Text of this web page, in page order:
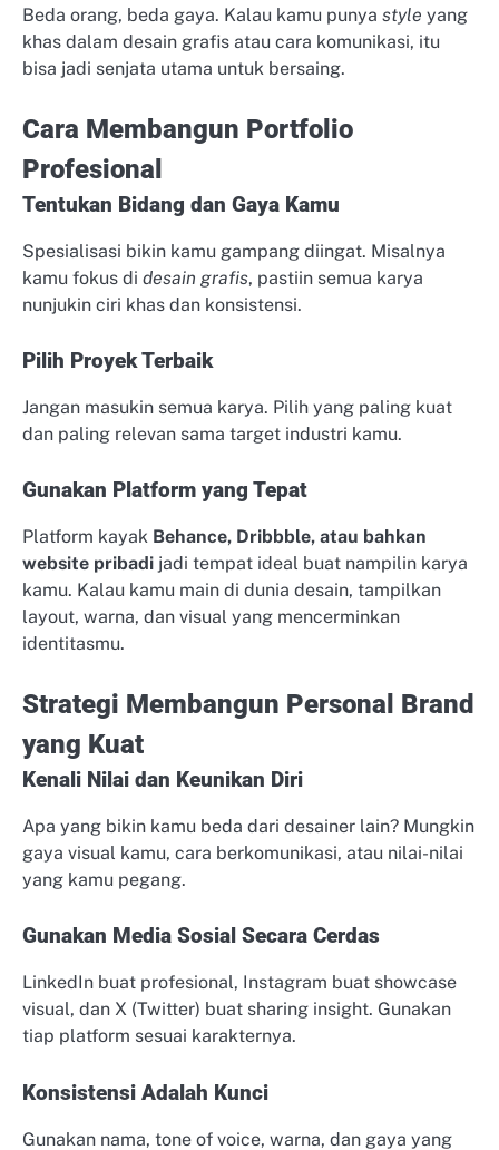
Beda orang, beda gaya. Kalau kamu punya style yang
khas dalam desain grafis atau cara komunikasi, itu
bisa jadi senjata utama untuk bersaing.
Cara Membangun Portfolio
Profesional
Tentukan Bidang dan Gaya Kamu
Spesialisasi bikin kamu gampang diingat. Misalnya
kamu fokus di desain grafis, pastiin semua karya
nunjukin ciri khas dan konsistensi.
Pilih Proyek Terbaik
Jangan masukin semua karya. Pilih yang paling kuat
dan paling relevan sama target industri kamu.
Gunakan Platform yang Tepat
Platform kayak Behance, Dribbble, atau bahkan
website pribadi jadi tempat ideal buat nampilin karya
kamu. Kalau kamu main di dunia desain, tampilkan
layout, warna, dan visual yang mencerminkan
identitasmu.
Strategi Membangun Personal Brand
yang Kuat
Kenali Nilai dan Keunikan Diri
Apa yang bikin kamu beda dari desainer lain? Mungkin
gaya visual kamu, cara berkomunikasi, atau nilai-nilai
yang kamu pegang.
Gunakan Media Sosial Secara Cerdas
LinkedIn buat profesional, Instagram buat showcase
visual, dan X (Twitter) buat sharing insight. Gunakan
tiap platform sesuai karakternya.
Konsistensi Adalah Kunci
Gunakan nama, tone of voice, warna, dan gaya yang